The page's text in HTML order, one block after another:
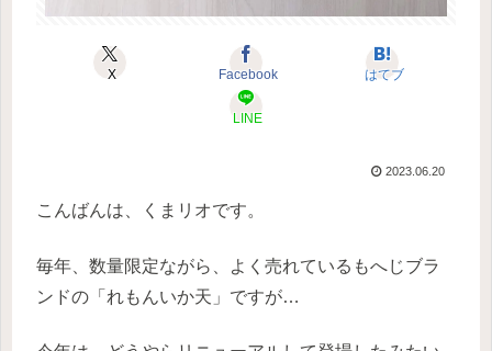
X Facebook はてブ
LINE
2023.06.20
こんばんは、くまリオです。
毎年、数量限定ながら、よく売れているもへじブラ
ンドの「れもんいか天」ですが…